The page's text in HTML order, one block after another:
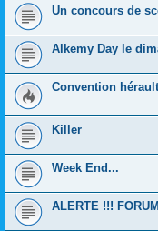
Un concours de
Alkemy Day le
Convention
Killer
Week End...
ALERTE !!!